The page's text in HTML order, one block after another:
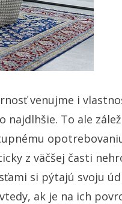
venujme i
najdlhšie. To ale
z väčšej časti
si pýtajú svoju
ak je na ich